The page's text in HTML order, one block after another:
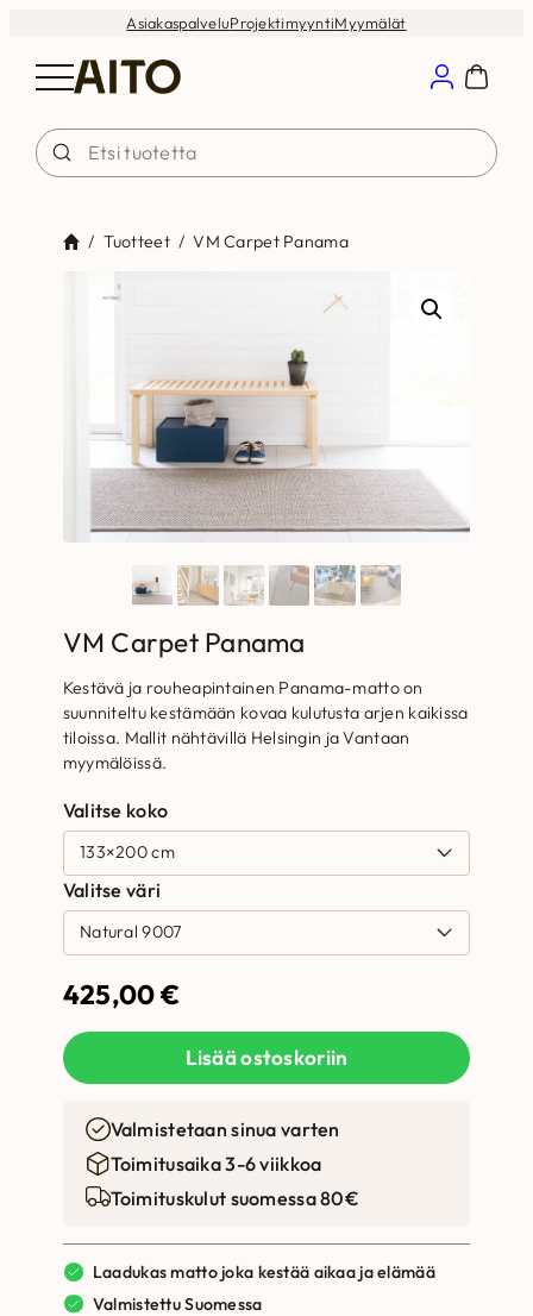
AsiakaspalveluProjektimyyntiMyymälät
/ Tuotteet / VM Carpet Panama
VM Carpet Panama
Kestävä ja rouheapintainen Panama-matto on
suunniteltu kestämään kovaa kulutusta arjen kaikissa
tiloissa. Mallit nähtävillä Helsingin ja Vantaan
myymälöissä.
Valitse koko
Valitse väri
425,00€
Lisää ostoskoriin
Valmistetaan sinua varten
Toimitusaika 3-6 viikkoa
Toimituskulut suomessa 80€
Laadukas matto joka kestää aikaa ja elämää
Valmistettu Suomessa